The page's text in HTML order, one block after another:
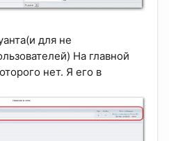
для не
На главной
нет. Я его в